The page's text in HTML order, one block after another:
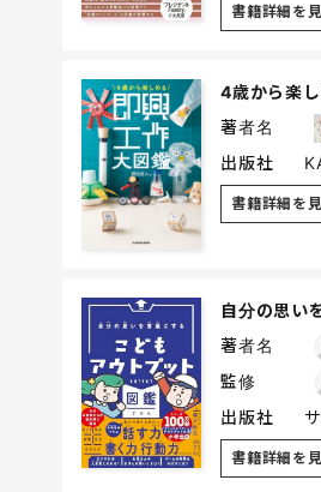
書籍詳細を
4歳から楽
著者名
出版社
書籍詳細を
自分の思い
著者名
監修
出版社
書籍詳細を